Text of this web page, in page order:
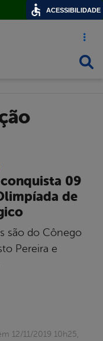
Acesso
09
de
são do Cônego
Pereira e
12/11/2019 10h25,
ACESSIBILIDADE